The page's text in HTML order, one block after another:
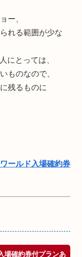
ー、
れる範囲が少な
にとっては、
ものなので、
残るものに
ールド入場確約券
場確約券付プランあ